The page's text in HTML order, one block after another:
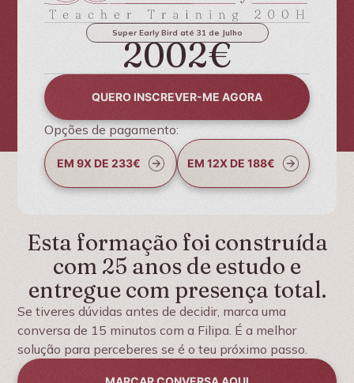
Super Early Bird até 31 de Julho
2002€
QUERO INSCREVER-ME AGORA
Opções de pagamento:
EM 9X DE 233€ EM 12X DE 188€
Esta formação foi construída
com 25 anos de estudo e
entregue com presença total.
Se tiveres dúvidas antes de decidir, marca uma
conversa de 15 minutos com a Filipa. É a melhor
solução para perceberes se é o teu próximo passo.